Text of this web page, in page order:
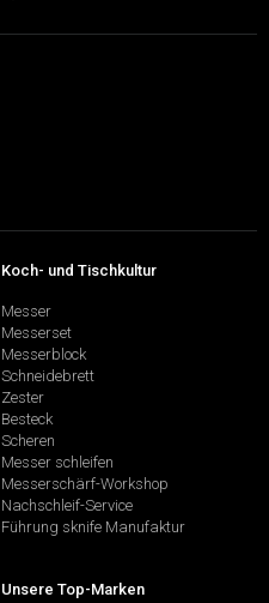
Koch- und Tischkultur
Messer
Messerset
Messerblock
Schneidebrett
Zester
Besteck
Scheren
Messer schleifen
Messerschärf-Workshop
Nachschleif-Service
Führung sknife Manufaktur
Unsere Top-Marken